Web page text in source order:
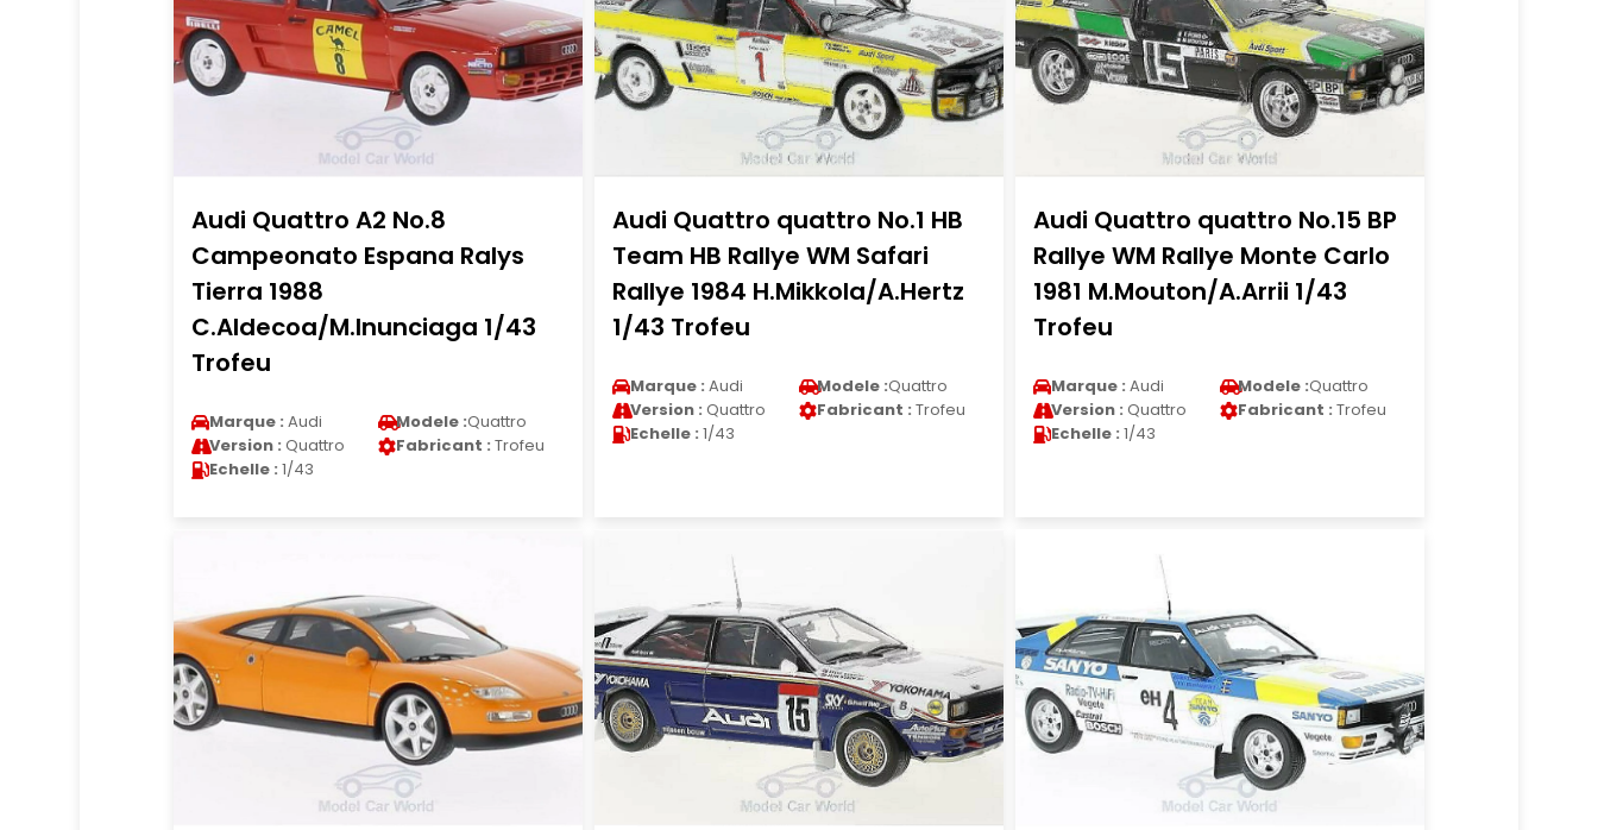
Audi Quattro A2 No.8
Campeonato Espana Ralys
Tierra 1988
C.Aldecoa/M.Inunciaga 1/43
Trofeu
Marque : Audi Modele :Quattro
Version : Quattro Fabricant : Trofeu
Echelle : 1/43
Audi Quattro quattro No.1 HB
Team HB Rallye WM Safari
Rallye 1984 H.Mikkola/A.Hertz
1/43 Trofeu
Marque : Audi Modele :Quattro
Version : Quattro Fabricant : Trofeu
Echelle : 1/43
Audi Quattro quattro No.15 BP
Rallye WM Rallye Monte Carlo
1981 M.Mouton/A.Arrii 1/43
Trofeu
Marque : Audi Modele :Quattro
Version : Quattro Fabricant : Trofeu
Echelle : 1/43